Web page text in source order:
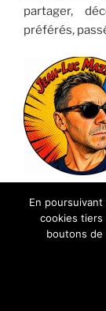
partager,
préférés,
Jean-Luc
En
cookies tiers
boutons de